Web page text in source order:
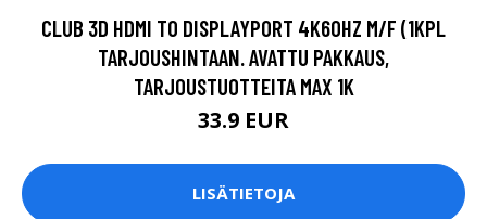
CLUB 3D HDMI TO DISPLAYPORT 4K60HZ M/F (1KPL
TARJOUSHINTAAN. AVATTU PAKKAUS,
TARJOUSTUOTTEITA MAX 1K
33.9 EUR
LISÄTIETOJA